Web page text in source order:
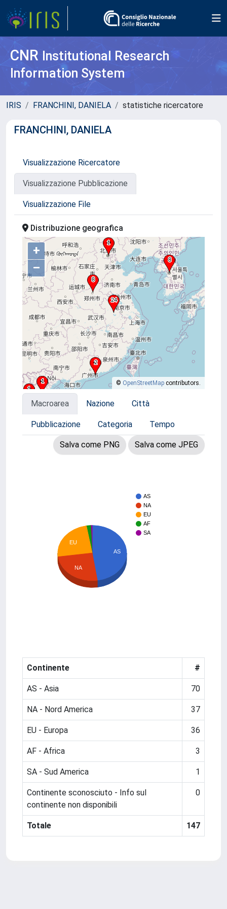
CNR Institutional Research
Information System
IRIS FRANCHINI, DANIELA statistiche ricercatore
FRANCHINI, DANIELA
Visualizzazione Ricercatore
Visualizzazione Pubblicazione
Visualizzazione File
Distribuzione geografica
+
–
© OpenStreetMap contributors.
Macroarea Nazione Città
Pubblicazione Categoria Tempo
Salva come PNG Salva come JPEG
AS
NA
EU
AF
SA
AS
EU
NA
Continente #
AS - Asia 70
NA - Nord America 37
EU - Europa 36
AF - Africa 3
SA - Sud America 1
Continente sconosciuto - Info sul
continente non disponibili
0
Totale 147